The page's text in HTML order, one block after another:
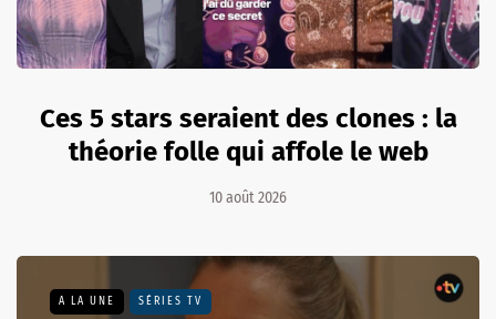
Ces 5 stars seraient des clones : la
théorie folle qui affole le web
10 août 2026
A LA UNE SÉRIES TV